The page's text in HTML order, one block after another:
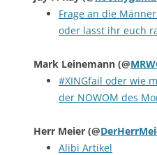
Frage an die
oder lasst ihr euch
Mark Leinemann (@
#XINGfail oder wie
der NOWOM des
Herr Meier (@
Alibi Artikel